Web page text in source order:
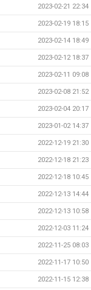
2023-02-21 22:34
2023-02-19 18:15
2023-02-14 18:49
2023-02-12 18:37
2023-02-11 09:08
2023-02-08 21:52
2023-02-04 20:17
2023-01-02 14:37
2022-12-19 21:30
2022-12-18 21:23
2022-12-18 10:45
2022-12-13 14:44
2022-12-13 10:58
2022-12-03 11:24
2022-11-25 08:03
2022-11-17 10:50
2022-11-15 12:38